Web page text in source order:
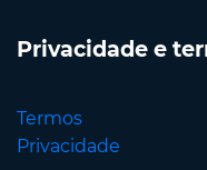
Privacidade e
Termos
Privacidade